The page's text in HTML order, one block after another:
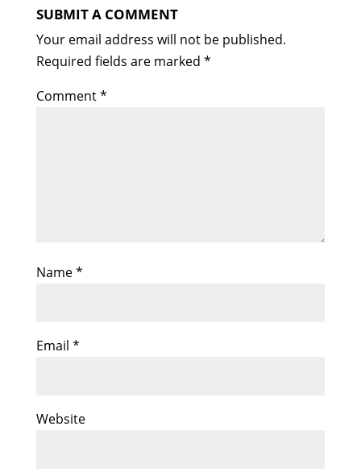
SUBMIT A COMMENT
Your email address will not be published.
Required fields are marked *
Comment*
Name*
Email *
Website